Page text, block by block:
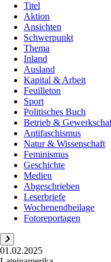
Titel
Aktion
Ansichten
Schwerpunkt
Thema
Inland
Ausland
Kapital & Arbeit
Feuilleton
Sport
Politisches Buch
Betrieb &
Antifaschismus
Natur & Wissenschaft
Feminismus
Geschichte
Medien
Abgeschrieben
Leserbriefe
Wochenendbeilage
Fotoreportagen
01.02.2025